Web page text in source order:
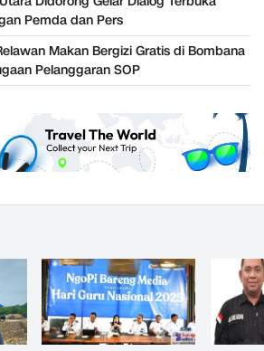
Pemda dan Pers
Makan Bergizi Gratis di Bombana
Pelanggaran SOP